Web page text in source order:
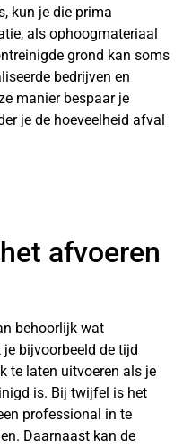
kun je die prima
als ophoogmateriaal
grond kan soms
bedrijven en
manier bespaar je
je de hoeveelheid afval
afvoeren
behoorlijk wat
bijvoorbeeld de tijd
te laten uitvoeren als je
is. Bij twijfel is het
professional in te
Daarnaast kan de